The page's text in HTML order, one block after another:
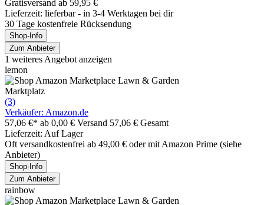
Gratisversand ab 59,95 €
Lieferzeit: lieferbar - in 3-4 Werktagen bei dir
30 Tage kostenfreie Rücksendung
Shop-Info
Zum Anbieter
1 weiteres Angebot anzeigen
lemon
Marktplatz
(3)
Verkäufer: Amazon.de
57,06 €* ab 0,00 € Versand 57,06 € Gesamt
Lieferzeit: Auf Lager
Oft versandkostenfrei ab 49,00 € oder mit Amazon Prime (siehe
Anbieter)
Shop-Info
Zum Anbieter
rainbow